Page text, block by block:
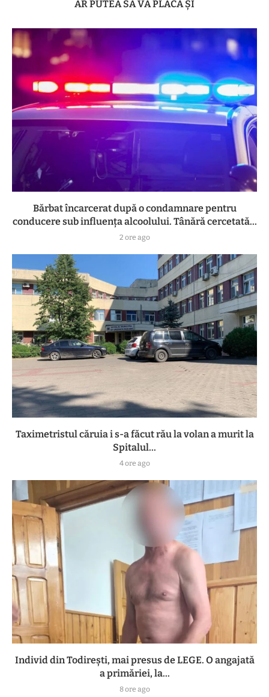
AR PUTEA SĂ VĂ PLACĂ ȘI
Bărbat încarcerat după o condamnare pentru
conducere sub influența alcoolului. Tânără cercetată...
2 ore ago
Taximetristul căruia i s-a făcut rău la volan a murit la
Spitalul...
4 ore ago
Individ din Todirești, mai presus de LEGE. O angajată
a primăriei, la...
8 ore ago